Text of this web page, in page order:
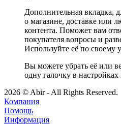
Дополнительная вкладка,
о магазине, доставке или
контента. Поможет вам
покупателя вопросы и
Используйте её по своему
Вы можете убрать её или
одну галочку в
2026 © Abir - All Rights Reserved.
Компания
Помощь
Информация